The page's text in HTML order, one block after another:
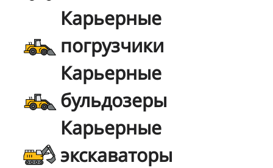
Карьерные
погрузчики
Карьерные
бульдозеры
Карьерные
экскаваторы